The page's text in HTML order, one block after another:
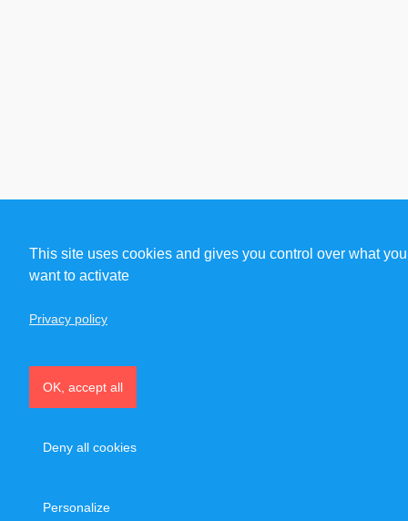
This site uses cookies and gives you control over what you
want to activate
OK, accept all
Deny all cookies
Personalize
Privacy policy